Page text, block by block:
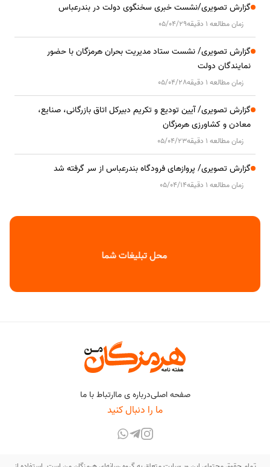
گزارش تصویری/نشست خبری سخنگوی دولت در بندرعباس
زمان مطالعه 1 دقیقه 05/04/29
گزارش تصویری/ نشست ستاد مدیریت بحران هرمزگان با حضور
نمایندگان دولت
زمان مطالعه 1 دقیقه 05/04/28
گزارش تصویری/ آیین تودیع و تکریم دبیرکل اتاق بازرگانی، صنایع،
معادن و کشاورزی هرمزگان
زمان مطالعه 1 دقیقه 05/04/23
گزارش تصویری/ پروازهای فرودگاه بندرعباس از سر گرفته شد
زمان مطالعه 1 دقیقه 05/04/14
صفحه اصلیدرباره ی ماارتباط با ما
ما را دنبال کنید